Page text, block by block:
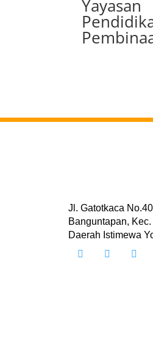
Yayasan
Jl. Gatotkaca
Banguntapan,
Daerah Istimewa